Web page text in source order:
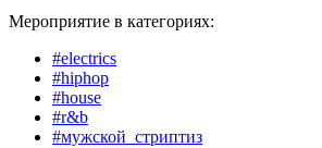
Мероприятие в категориях:
#electrics
#hiphop
#house
#r&b
#мужской_стриптиз